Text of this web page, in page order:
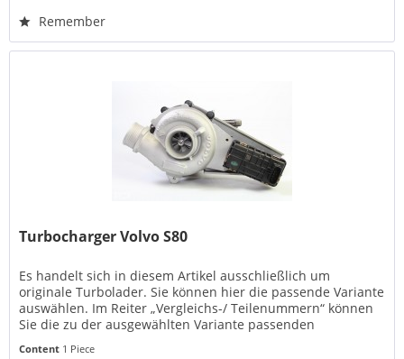
Remember
Turbocharger Volvo S80
Es handelt sich in diesem Artikel ausschließlich um
originale Turbolader. Sie können hier die passende Variante
auswählen. Im Reiter „Vergleichs-/ Teilenummern“ können
Sie die zu der ausgewählten Variante passenden
Content 1 Piece